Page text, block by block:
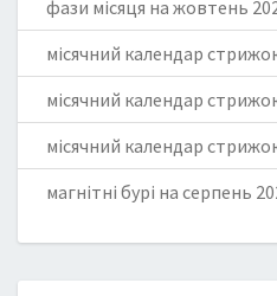
фази місяця на жовтень
місячний календар
місячний календар
місячний календар
магнітні бурі на серпень